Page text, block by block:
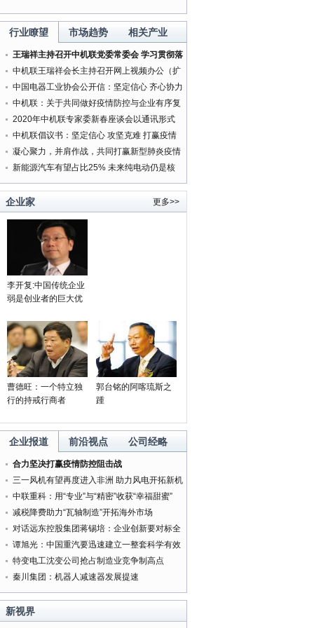
行业瞭望 市场趋势 相关产业
王瑞祥主持召开中机联党委常委会 学习贯彻落
实中央精神研究部署有关工作
中机联王瑞祥会长主持召开网上视频办公（扩
大）会
中国电器工业协会公开信：坚定信心 齐心协力
打赢新型肺炎疫情防控阻击战
中机联：关于共同做好疫情防控与企业有序复
工复产服务工作的通知
2020年中机联专家委新春座谈会以通讯形式
按时召开
中机联倡议书：坚定信心 攻坚克难 打赢疫情
防控人民战争
凝心聚力，并肩作战，共同打赢新型肺炎疫情
防控阻击战
新能源汽车有望占比25% 未来纯电动仍是核
心方向
企业家 更多>>
李开复:中国传统企业
弱是创业者的巨大优
曹德旺：一个特立独
行的持戒行商者
郭台铭的阿喀琉斯之
踵
企业报道 前沿视点 公司经略
合力坚决打赢疫情防控阻击战
三一风机有望再度进入非洲 助力风电开拓新机
遇
中联重科：用“专业”与“精密”收获“幸福甜蜜”
减税降费助力“瓦轴制造”开拓海外市场
对话远东控股集团蒋锡培：企业创新要对标全
球最好的企业
谭旭光：中国重汽要迅速建立一整套科学有效
的管理体系
特变电工沈变公司抢占制造业竞争制高点
秦川集团：机器人减速器发展提速
新视界